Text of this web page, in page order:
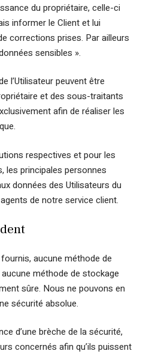
du propriétaire, celle-ci
informer le Client et lui
corrections prises. Par ailleurs
sensibles ».
l’Utilisateur peuvent être
et des sous-traitants
afin de réaliser les
respectives et pour les
les principales personnes
données des Utilisateurs du
de notre service client.
aucune méthode de
méthode de stockage
sûre. Nous ne pouvons en
sécurité absolue.
d’une brèche de la sécurité,
concernés afin qu’ils puissent